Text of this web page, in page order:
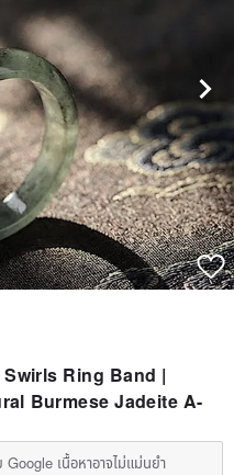
Ring Band |
Burmese Jadeite A-
เนื้อหาอาจไม่แม่นยำ